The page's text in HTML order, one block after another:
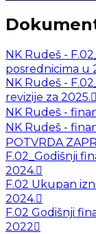
NK Rudeš -
posrednicima u
NK Rudeš -
revizije za 2025.
NK Rudeš -
NK Rudeš -
POTVRDA
F.02_Godišnji
2024.
F.02 Ukupan
2024.
F.02 Godišnji
2022